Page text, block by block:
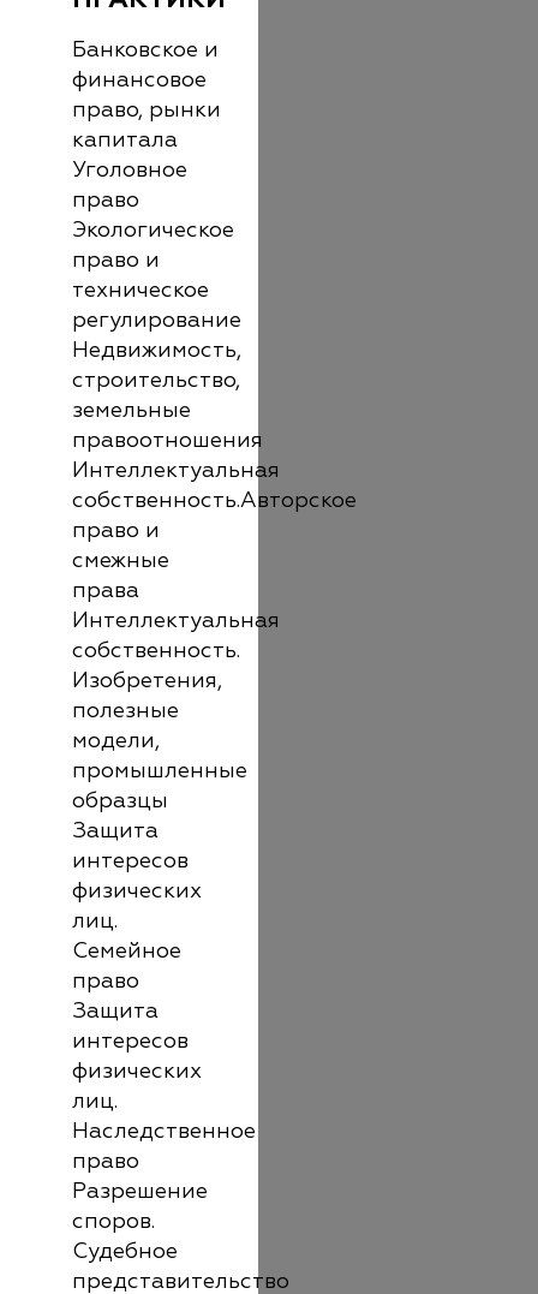
Банковское и
финансовое
право, рынки
капитала
Уголовное
право
Экологическое
право и
техническое
регулирование
Недвижимость,
строительство,
земельные
правоотношения
Интеллектуальная
собственность.Авторское
право и
смежные
права
Интеллектуальная
собственность.
Изобретения,
полезные
модели,
промышленные
образцы
Защита
интересов
физических
лиц.
Семейное
право
Защита
интересов
физических
лиц.
Наследственное
право
Разрешение
споров.
Судебное
представительство